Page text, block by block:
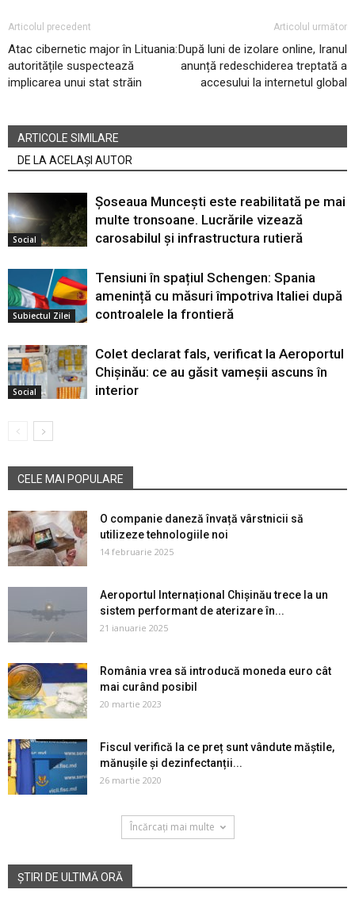
Articolul precedent
Atac cibernetic major în Lituania:
autoritățile suspectează
implicarea unui stat străin
Articolul următor
După luni de izolare online, Iranul
anunță redeschiderea treptată a
accesului la internetul global
ARTICOLE SIMILARE
DE LA ACELAȘI AUTOR
Social
Șoseaua Muncești este reabilitată pe mai
multe tronsoane. Lucrările vizează
carosabilul și infrastructura rutieră
Subiectul Zilei
Tensiuni în spațiul Schengen: Spania
amenință cu măsuri împotriva Italiei după
controalele la frontieră
Social
Colet declarat fals, verificat la Aeroportul
Chișinău: ce au găsit vameșii ascuns în
interior
CELE MAI POPULARE
O companie daneză învață vârstnicii să
utilizeze tehnologiile noi
14 februarie 2025
Aeroportul Internațional Chișinău trece la un
sistem performant de aterizare în...
21 ianuarie 2025
România vrea să introducă moneda euro cât
mai curând posibil
20 martie 2023
Fiscul verifică la ce preț sunt vândute măștile,
mănușile și dezinfectanții...
26 martie 2020
Încărcați mai multe
ȘTIRI DE ULTIMĂ ORĂ